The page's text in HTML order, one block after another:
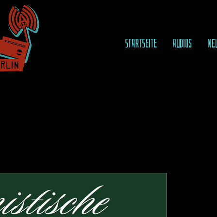
STARTSEITE AUDIOS